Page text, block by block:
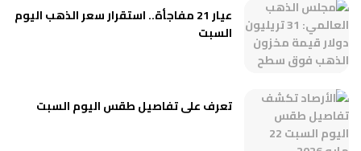
عيار 21 مفاجأة.. استقرار سعر الذهب اليوم
السبت
تعرف على تفاصيل طقس اليوم السبت